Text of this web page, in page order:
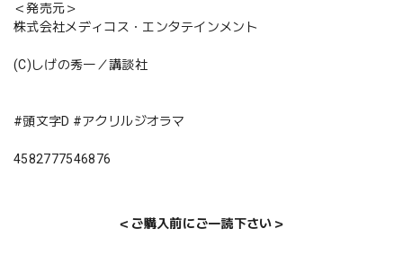
＜発売元＞
株式会社メディコス・エンタテインメント
(C)しげの秀一／講談社
#頭文字D #アクリルジオラマ
4582777546876
＜ご購入前にご一読下さい＞